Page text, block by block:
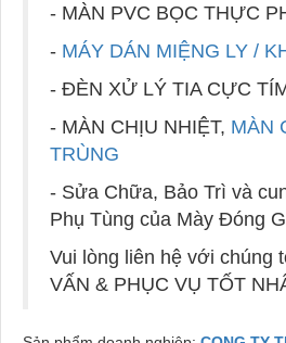
- MÀN PVC BỌC THỰC
- MÁY DÁN MIỆNG LY /
- ĐÈN XỬ LÝ TIA CỰC
- MÀN CHỊU NHIỆT, MÀN
TRÙNG
- Sửa Chữa, Bảo Trì và
Phụ Tùng của Mày Đóng
Vui lòng liên hệ với chúng
VẤN & PHỤC VỤ TỐT